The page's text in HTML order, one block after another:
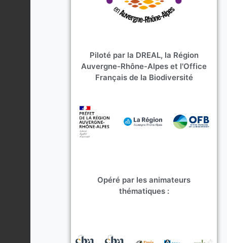
Piloté par la DREAL, la Région
Auvergne-Rhône-Alpes et l'Office
Français de la Biodiversité
Opéré par les animateurs
thématiques :